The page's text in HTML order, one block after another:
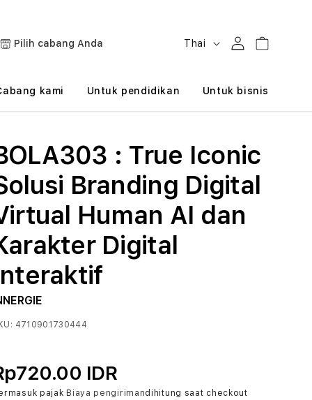
Pilih cabang Anda
B
h
a
Thai MasukKeranjang
kami Untuk pendidikan Untuk bisnis
: True Iconic
Branding Digital
Human AI dan
Digital
4710901730444
IDR
pajak Biaya pengirimandihitung saat checkout